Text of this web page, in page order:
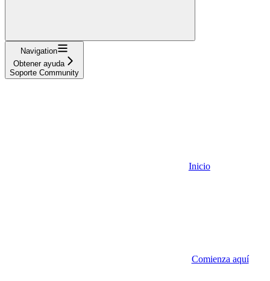
Navigation
Obtener ayuda
Soporte Community
Inicio
Comienza aquí